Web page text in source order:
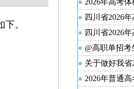
。
2026年高考
四川省2026
四川省2026
分段统计表
@高职单招考
可查询！查询
关于做好我
的通知
2026年普通